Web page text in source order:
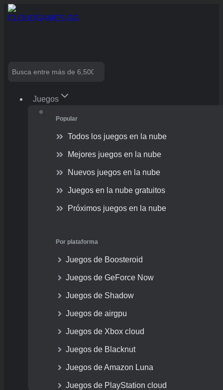
Skip
to
Search
Juegos
Popular
Todos los juegos en la nube
Mejores juegos en la nube
Nuevos juegos en la nube
Juegos en la nube gratuitos
Próximos juegos en la nube
Por plataforma
Juegos de Boosteroid
Juegos de GeForce Now
Juegos de Shadow
Juegos de airgpu
Juegos de Xbox cloud
Juegos de Blacknut
Juegos de Amazon Luna
Juegos de PlayStation cloud